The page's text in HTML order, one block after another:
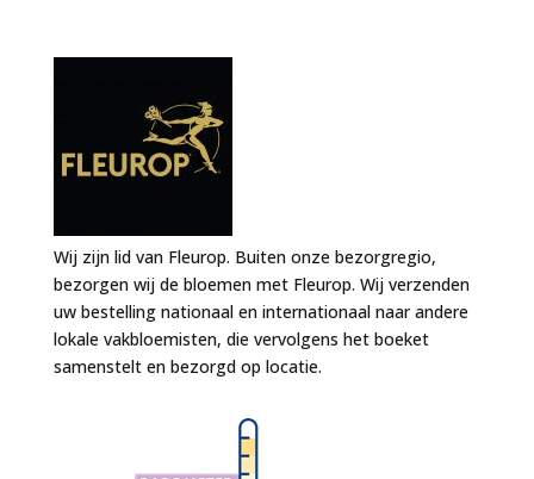
Wij zijn lid van Fleurop. Buiten onze bezorgregio,
bezorgen wij de bloemen met Fleurop. Wij verzenden
uw bestelling nationaal en internationaal naar andere
lokale vakbloemisten, die vervolgens het boeket
samenstelt en bezorgd op locatie.